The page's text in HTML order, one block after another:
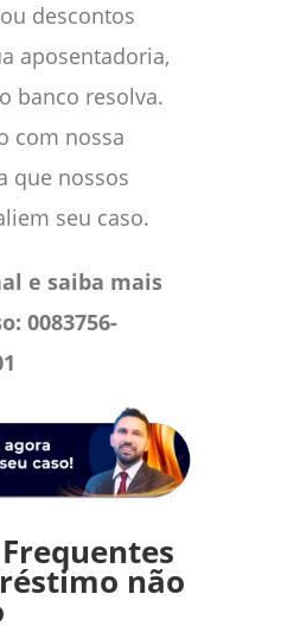
descontos
aposentadoria,
banco resolva.
com nossa
que nossos
seu caso.
e saiba mais
0083756-
não